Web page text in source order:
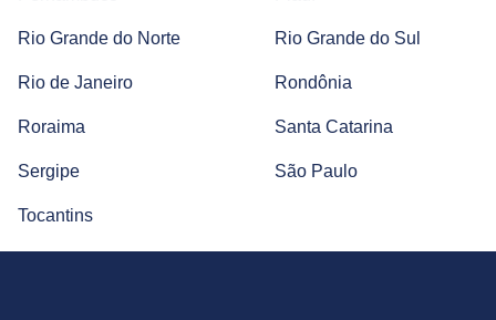
Rio Grande do Norte Rio Grande do Sul
Rio de Janeiro Rondônia
Roraima Santa Catarina
Sergipe São Paulo
Tocantins